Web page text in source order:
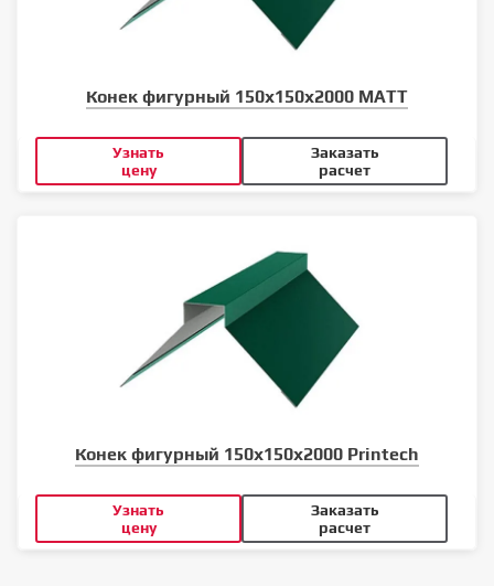
Конек фигурный 150х150х2000 MATT
Узнать
цену
Заказать
расчет
Конек фигурный 150х150х2000 Printech
Узнать
цену
Заказать
расчет